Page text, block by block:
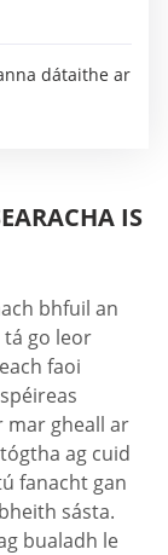
dátaithe ar
IS
bhfuil an
tá go leor
faoi
mar gheall ar
ag cuid
fanacht gan
sásta.
bualadh le